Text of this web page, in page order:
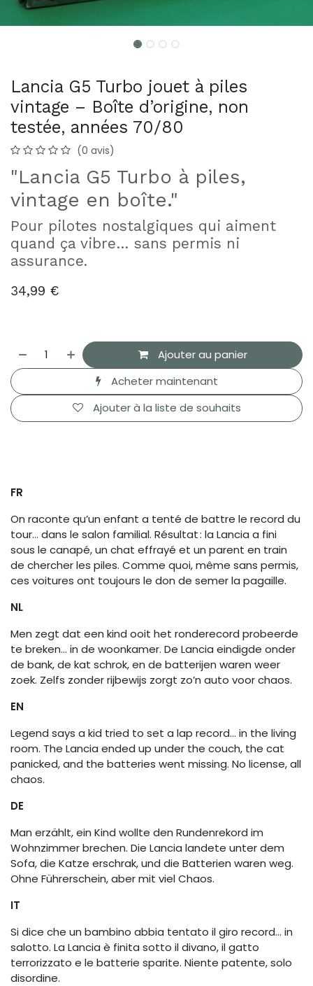
Lancia G5 Turbo jouet à piles
vintage – Boîte d’origine, non
testée, années 70/80
(0 avis)
"Lancia G5 Turbo à piles,
vintage en boîte."
Pour pilotes nostalgiques qui aiment
quand ça vibre… sans permis ni
assurance.
34,99 €
Ajouter au panier
Acheter maintenant
Ajouter à la liste de souhaits
FR
On raconte qu’un enfant a tenté de battre le record du
tour… dans le salon familial. Résultat : la Lancia a fini
sous le canapé, un chat effrayé et un parent en train
de chercher les piles. Comme quoi, même sans permis,
ces voitures ont toujours le don de semer la pagaille.
NL
Men zegt dat een kind ooit het ronderecord probeerde
te breken… in de woonkamer. De Lancia eindigde onder
de bank, de kat schrok, en de batterijen waren weer
zoek. Zelfs zonder rijbewijs zorgt zo’n auto voor chaos.
EN
Legend says a kid tried to set a lap record… in the living
room. The Lancia ended up under the couch, the cat
panicked, and the batteries went missing. No license, all
chaos.
DE
Man erzählt, ein Kind wollte den Rundenrekord im
Wohnzimmer brechen. Die Lancia landete unter dem
Sofa, die Katze erschrak, und die Batterien waren weg.
Ohne Führerschein, aber mit viel Chaos.
IT
Si dice che un bambino abbia tentato il giro record… in
salotto. La Lancia è finita sotto il divano, il gatto
terrorizzato e le batterie sparite. Niente patente, solo
disordine.